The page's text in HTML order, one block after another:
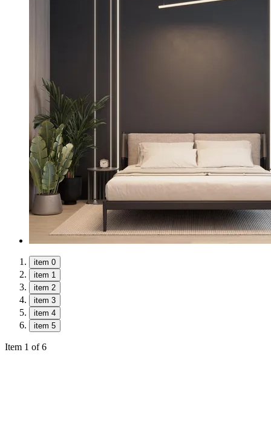
item 0
item 1
item 2
item 3
item 4
item 5
Item 1 of 6